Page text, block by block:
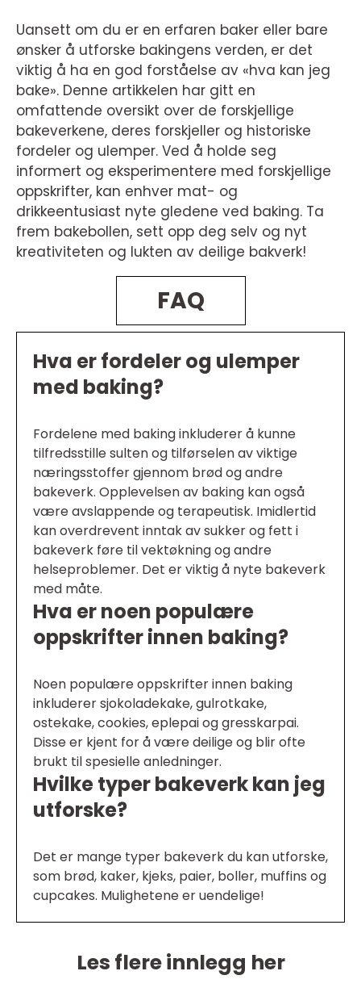
Uansett om du er en erfaren baker eller bare
ønsker å utforske bakingens verden, er det
viktig å ha en god forståelse av «hva kan jeg
bake». Denne artikkelen har gitt en
omfattende oversikt over de forskjellige
bakeverkene, deres forskjeller og historiske
fordeler og ulemper. Ved å holde seg
informert og eksperimentere med forskjellige
oppskrifter, kan enhver mat- og
drikkeentusiast nyte gledene ved baking. Ta
frem bakebollen, sett opp deg selv og nyt
kreativiteten og lukten av deilige bakverk!
FAQ
Hva er fordeler og ulemper
med baking?
Fordelene med baking inkluderer å kunne
tilfredsstille sulten og tilførselen av viktige
næringsstoffer gjennom brød og andre
bakeverk. Opplevelsen av baking kan også
være avslappende og terapeutisk. Imidlertid
kan overdrevent inntak av sukker og fett i
bakeverk føre til vektøkning og andre
helseproblemer. Det er viktig å nyte bakeverk
med måte.
Hva er noen populære
oppskrifter innen baking?
Noen populære oppskrifter innen baking
inkluderer sjokoladekake, gulrotkake,
ostekake, cookies, eplepai og gresskarpai.
Disse er kjent for å være deilige og blir ofte
brukt til spesielle anledninger.
Hvilke typer bakeverk kan jeg
utforske?
Det er mange typer bakeverk du kan utforske,
som brød, kaker, kjeks, paier, boller, muffins og
cupcakes. Mulighetene er uendelige!
Les flere innlegg her